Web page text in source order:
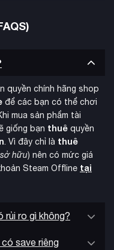
quyền chính hãng shop
để các bạn có thể chơi
mua sản phẩm tài
giống bạn thuê quyền
. Vì đây chỉ là thuê
hữu) nên có mức giá
Steam Offline tại
rủi ro gì không?
save riêng